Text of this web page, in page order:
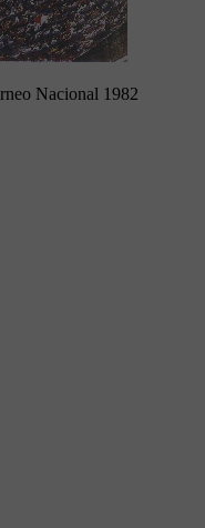
Nacional 1982